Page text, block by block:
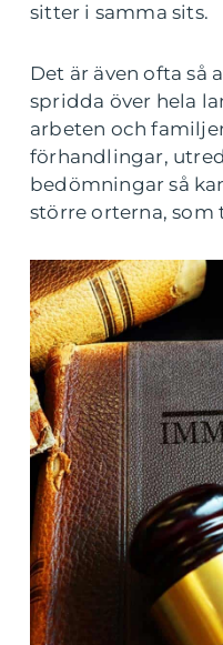
sitter i samma sits.
Det är även ofta så
spridda över hela
arbeten och
förhandlingar,
bedömningar så
större orterna, som